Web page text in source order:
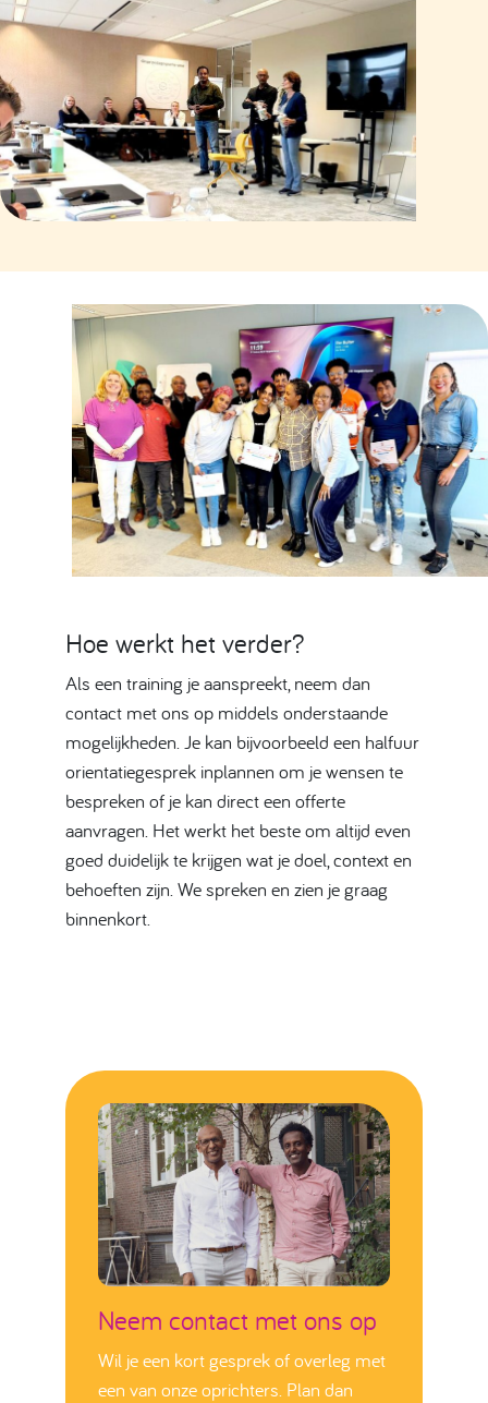
Hoe werkt het verder?
Als een training je aanspreekt, neem dan
contact met ons op middels onderstaande
mogelijkheden. Je kan bijvoorbeeld een halfuur
orientatiegesprek inplannen om je wensen te
bespreken of je kan direct een offerte
aanvragen. Het werkt het beste om altijd even
goed duidelijk te krijgen wat je doel, context en
behoeften zijn. We spreken en zien je graag
binnenkort.
Neem contact met ons op
Wil je een kort gesprek of overleg met
een van onze oprichters. Plan dan